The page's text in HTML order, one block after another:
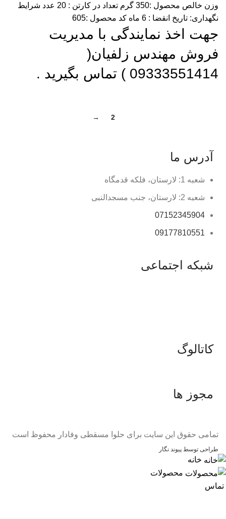
وزن خالص محصول :350 گرم تعداد در کارتن : 20 عدد شرایط
نگهداری: تاریخ انقضا : 6 ماه کد محصول :605
جهت اخذ نمایندگی با مدیریت
فروش مهندس زلفیان(
09333551414 ) تماس بگیرید .
2
→
آدرس ما
شعبه 1: لارستان، فلکه قدمگاه
شعبه 2: لارستان، جنب مسجدالنبی
07152345904
09177810551
شبکه اجتماعی
کاتالوگ
مجوز ها
تمامی حقوق این سایت برای حلوا مسقطی وفادار محفوظ است
طراحی توسط پیوند نگار
خانه
محصولات
تماس